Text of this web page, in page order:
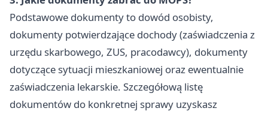
Podstawowe dokumenty to dowód osobisty,
dokumenty potwierdzające dochody (zaświadczenia z
urzędu skarbowego, ZUS, pracodawcy), dokumenty
dotyczące sytuacji mieszkaniowej oraz ewentualnie
zaświadczenia lekarskie. Szczegółową listę
dokumentów do konkretnej sprawy uzyskasz